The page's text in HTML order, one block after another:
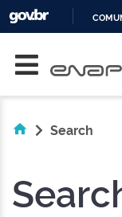
Search